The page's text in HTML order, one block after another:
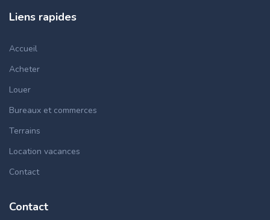
Liens rapides
Accueil
Acheter
Louer
Bureaux et commerces
Terrains
Location vacances
Contact
Contact